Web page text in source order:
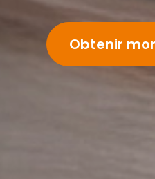
Obtenir